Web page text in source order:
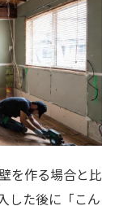
を作る場合と比
した後に「こん